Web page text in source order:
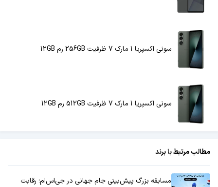
سونی اکسپریا 1 مارک 7 ظرفیت 256GB رم 12GB
سونی اکسپریا 1 مارک 7 ظرفیت 512GB رم 12GB
مطالب مرتبط با برند
مسابقه بزرگ پیش‌بینی جام جهانی در جی‌اس‌ام؛ رقابت